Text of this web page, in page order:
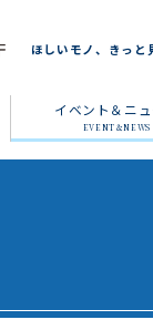
ほしいモノ、きっと
イベント＆ニ
EVENT＆NEWS